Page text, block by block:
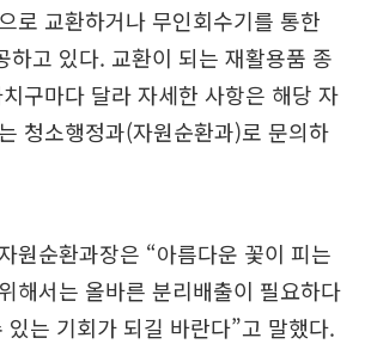
로 교환하거나 무인회수기를 통한
하고 있다. 교환이 되는 재활용품 종
구마다 달라 자세한 사항은 해당 자
청소행정과(자원순환과)로 문의하
원순환과장은 “아름다운 꽃이 피는
해서는 올바른 분리배출이 필요하다
있는 기회가 되길 바란다”고 말했다.